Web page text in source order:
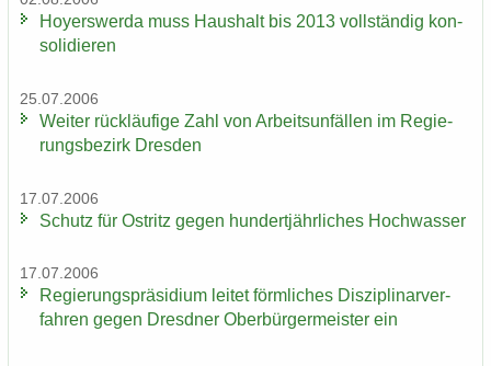
Ho­yers­wer­da muss Haus­halt bis 2013 voll­stän­dig kon­
so­li­die­ren
25.07.2006
Wei­ter rück­läu­fi­ge Zahl von Ar­beits­un­fäl­len im Re­gie­
rungs­be­zirk Dres­den
17.07.2006
Schutz für Ost­ritz gegen hun­dert­jähr­li­ches Hoch­was­ser
17.07.2006
Re­gie­rungs­prä­si­di­um lei­tet förm­li­ches Dis­zi­pli­nar­ver­
fah­ren gegen Dresd­ner Ober­bür­ger­meis­ter ein